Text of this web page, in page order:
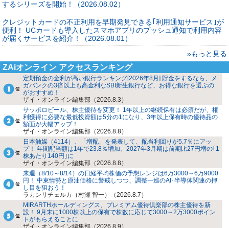
するシリーズを開始！（2026.08.02）
クレジットカードの不正利用を早期発見できる｢利用通知サービス｣が
便利！ UCカードも導入したスマホアプリのプッシュ通知で利用内容
が届くサービスを紹介！（2026.08.01）
»もっと見る
ZAiオンライン アクセスランキング
定期預金の金利が高い銀行ランキング[2026年8月] 貯金をするなら、メ
ガバンクの3倍以上も高金利なSBI新生銀行など、お得な銀行を選ぶの
がおすすめ！
ザイ・オンライン編集部（2026.8.3）
サッポロビール、株主優待を変更！ 1年以上の継続保有は必須だが、権
利獲得に必要な最低投資額は5分の1になり、3年以上保有時の優待品の
額面が大幅アップ！
ザイ・オンライン編集部（2026.8.8）
日本触媒（4114）、「増配」を発表して、配当利回りが5.7％にアッ
プ！ 年間配当額は1年で23.8％増加、2027年3月期は前期比27円増の｢1
株あたり140円｣に
ザイ・オンライン編集部（2026.8.8）
来週（8/10～8/14）の日経平均株価の予想レンジは6万3000～6万9000
円！ 中東情勢と原油価格に警戒しつつ、調整一巡のAI･半導体関連の押
し目を狙おう！
ラカンリチェルカ（村瀬 智一）（2026.8.7）
MIRARTHホールディングス、プレミアム優待倶楽部の株主優待を新
設！ 9月末に1000株以上の保有で株数に応じて3000～2万3000ポイン
トがもらえることに
ザイ・オンライン編集部（2026.8.9）